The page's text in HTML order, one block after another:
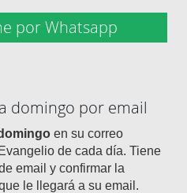
por Whatsapp
domingo por email
en su correo
de cada día. Tiene
email y confirmar la
le llegará a su email.